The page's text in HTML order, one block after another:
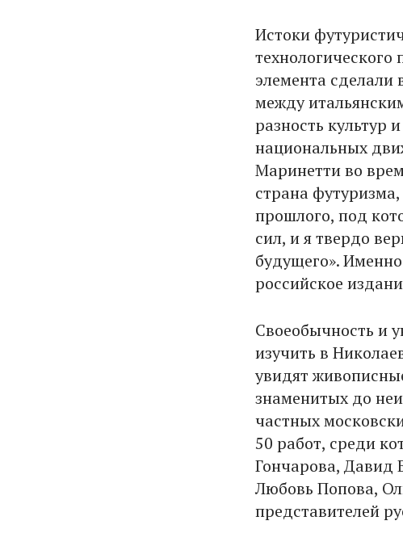
Истоки
технологического
элемента
между
разность культур
национальных
Маринетти во
страна
прошлого, под
сил, и я твердо
будущего».
российское
Своеобычность и
изучить в
увидят
знаменитых до
частных
50 работ, среди
Гончарова, Давид
Любовь Попова,
представителей